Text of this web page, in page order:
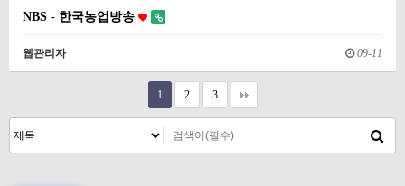
NBS - 한국농업방송
웹관리자 09-11
1 2 3